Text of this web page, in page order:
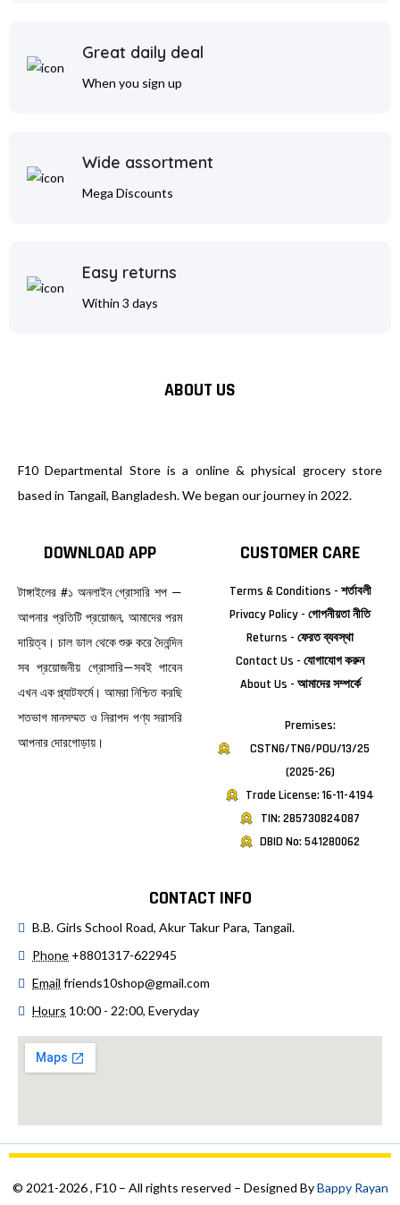
Great daily deal
When you sign up
Wide assortment
Mega Discounts
Easy returns
Within 3 days
ABOUT US
F10 Departmental Store is a online & physical grocery store
based in Tangail, Bangladesh. We began our journey in 2022.
DOWNLOAD APP
টাঙ্গাইলের #১ অনলাইন গ্রোসারি শপ —
আপনার প্রতিটি প্রয়োজন, আমাদের পরম
দায়িত্ব। চাল ডাল থেকে শুরু করে দৈনন্দিন
সব প্রয়োজনীয় গ্রোসারি—সবই পাবেন
এখন এক প্ল্যাটফর্মে। আমরা নিশ্চিত করছি
শতভাগ মানসম্মত ও নিরাপদ পণ্য সরাসরি
আপনার দোরগোড়ায়।
CUSTOMER CARE
Terms & Conditions - শর্তাবলী
Privacy Policy - গোপনীয়তা নীতি
Returns - ফেরত ব্যবস্থা
Contact Us - যোগাযোগ করুন
About Us - আমাদের সম্পর্কে
Premises:
CSTNG/TNG/POU/13/25
(2025-26)
Trade License: 16-11-4194
TIN: 285730824087
DBID No: 541280062
CONTACT INFO
B.B. Girls School Road, Akur Takur Para, Tangail.
Phone +8801317-622945
Email friends10shop@gmail.com
Hours 10:00 - 22:00, Everyday
© 2021-2026 , F10 – All rights reserved – Designed ByBappy Rayan